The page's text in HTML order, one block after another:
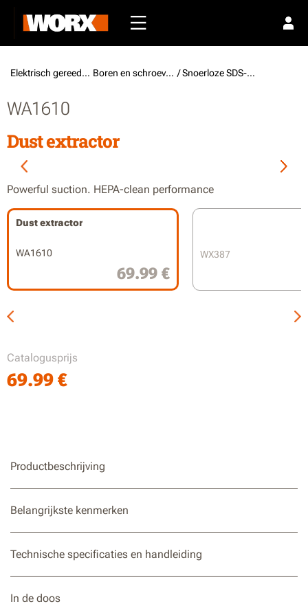
Elektrisch gereedschap / Boren en schroevendraaiers / Snoerloze SDS-boorhamers
WA1610
Dust extractor
Powerful suction. HEPA-clean performance
Dust extractor
WA1610
69.99 €
WX387
Catalogusprijs
69.99 €
Productbeschrijving
Belangrijkste kenmerken
Technische specificaties en handleiding
In de doos